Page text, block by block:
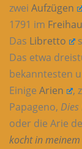
zwei Aufzügen
1791 im
Das Libretto
Das etwa
bekanntesten
Einige Arien ,
Papageno,
oder die Arie
kocht in meinem